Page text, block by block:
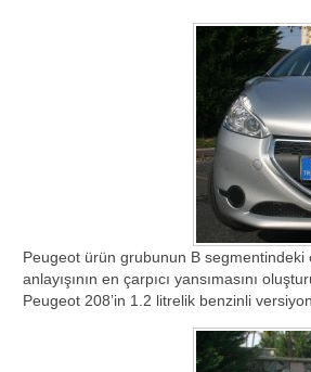
Peugeot ürün grubunun B segmentindeki
anlayışının en çarpıcı yansımasını
Peugeot 208’in 1.2 litrelik benzinli